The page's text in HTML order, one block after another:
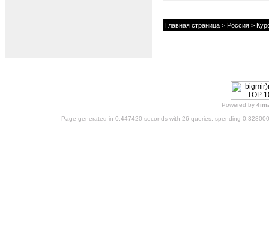
Главная страница > Россия >
Powered by
Page generated in 0.447420 seconds with 26 queries, spending